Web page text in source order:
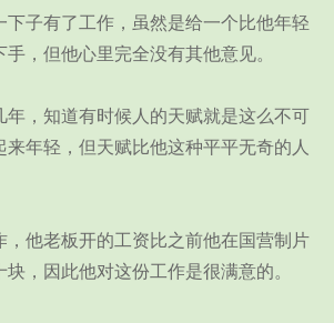
子有了工作，虽然是给一个比他年轻
，但他心里完全没有其他意见。
，知道有时候人的天赋就是这么不可
年轻，但天赋比他这种平平无奇的人
他老板开的工资比之前他在国营制片
，因此他对这份工作是很满意的。